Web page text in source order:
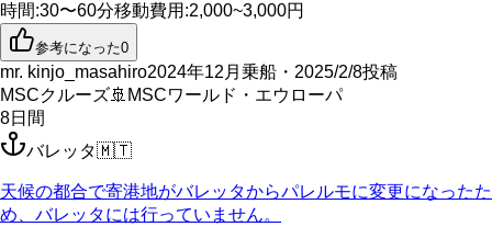
時間:30〜60分移動費用 :2,000~3,000円
参考になった0
mr. kinjo_masahiro2024年12月乗船・2025/2/8投稿
MSCクルーズ🚢 MSCワールド・エウローパ
8日間
バレッタ🇲🇹
天候の都合で寄港地がバレッタからパレルモに変更になったた
め、バレッタには行っていません。